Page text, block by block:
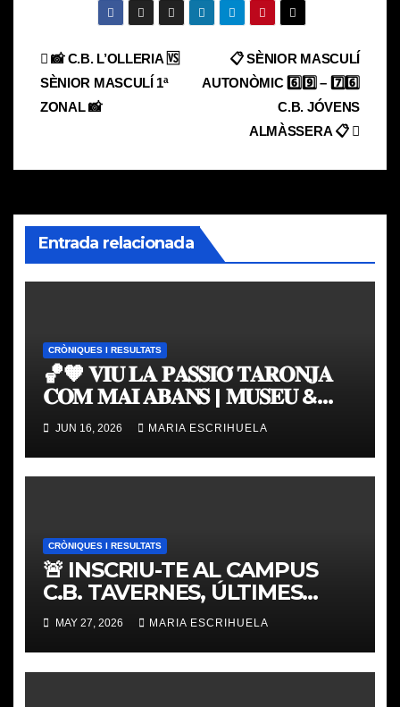
Navegación
de
📋 SÈNIOR MASCULÍ
AUTONÒMIC 6️⃣9️⃣ – 7️⃣6️⃣
C.B. JÓVENS
ALMÀSSERA 📋
📸 C.B. L’OLLERIA 🆚
SÈNIOR MASCULÍ 1ª
ZONAL 📸
Entrada relacionada
CRÒNIQUES I RESULTATS
🏀🧡 𝐕𝐈𝐔 𝐋𝐀 𝐏𝐀𝐒𝐒𝐈𝐎́ 𝐓𝐀𝐑𝐎𝐍𝐉𝐀
𝐂𝐎𝐌 𝐌𝐀𝐈 𝐀𝐁𝐀𝐍𝐒 | 𝐌𝐔𝐒𝐄𝐔 &
𝐓𝐎𝐔𝐑 𝐕𝐀𝐋𝐄𝐍𝐂𝐈𝐀 𝐁𝐀𝐒𝐊𝐄𝐓
JUN 16, 2026 MARIA ESCRIHUELA
CRÒNIQUES I RESULTATS
🚨 INSCRIU-TE AL CAMPUS
C.B. TAVERNES, ÚLTIMES
PLACES
MAY 27, 2026 MARIA ESCRIHUELA